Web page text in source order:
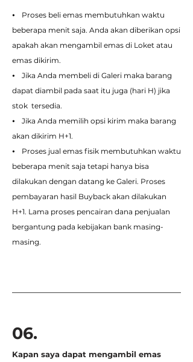
⦁ Proses beli emas membutuhkan waktu
beberapa menit saja. Anda akan diberikan opsi
apakah akan mengambil emas di Loket atau
emas dikirim.
⦁ Jika Anda membeli di Galeri maka barang
dapat diambil pada saat itu juga (hari H) jika
stok tersedia.
⦁ Jika Anda memilih opsi kirim maka barang
akan dikirim H+1.
⦁ Proses jual emas fisik membutuhkan waktu
beberapa menit saja tetapi hanya bisa
dilakukan dengan datang ke Galeri. Proses
pembayaran hasil Buyback akan dilakukan
H+1. Lama proses pencairan dana penjualan
bergantung pada kebijakan bank masing-
masing.
06.
Kapan saya dapat mengambil emas